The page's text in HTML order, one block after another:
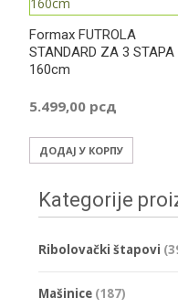
Formax FUTROLA
STANDARD ZA 3 STAPA
160cm
5.499,00 рсд
ДОДАЈ У КОРПУ
Kategorije
Ribolovački štapovi
Mašinice (187)